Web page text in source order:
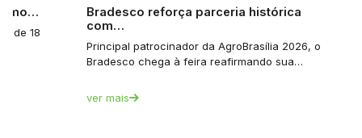
de 18
Bradesco reforça parceria histórica
com…
Principal patrocinador da AgroBrasília 2026, o
Bradesco chega à feira reafirmando sua…
ver mais